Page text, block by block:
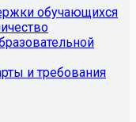
обучающихся
и требования